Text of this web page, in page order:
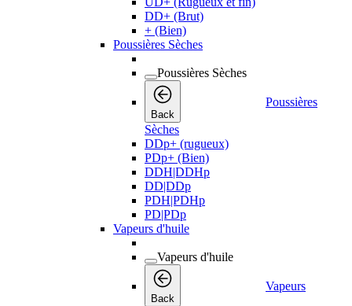
DD+ (Brut)
+ (Bien)
Poussières Sèches
Poussières Sèches
Back
Poussières
Sèches
DDp+ (rugueux)
PDp+ (Bien)
DDH|DDHp
DD|DDp
PDH|PDHp
PD|PDp
Vapeurs d'huile
Vapeurs d'huile
Back
Vapeurs